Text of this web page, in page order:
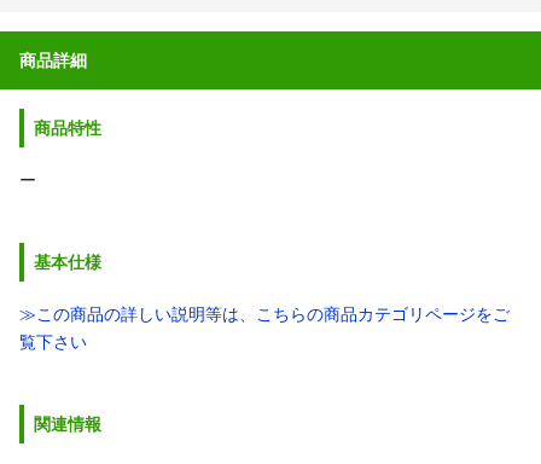
商品詳細
商品特性
ー
基本仕様
≫この商品の詳しい説明等は、こちらの商品カテゴリページをご
覧下さい
関連情報